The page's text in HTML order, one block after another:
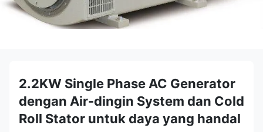
2.2KW Single Phase AC Generator
dengan Air-dingin System dan Cold
Roll Stator untuk daya yang handal